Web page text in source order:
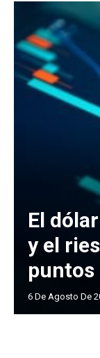
El
y el
puntos
6 De Agosto De